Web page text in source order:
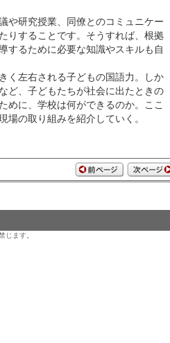
や研究授業、同僚とのコミュニケー
りすることです。そうすれば、根拠
するために必要な知識やスキルも自
く左右される子どもの国語力。しか
ど、子どもたちが社会に出たときの
めに、学校は何ができるのか。ここ
場の取り組みを紹介していく。
じます。